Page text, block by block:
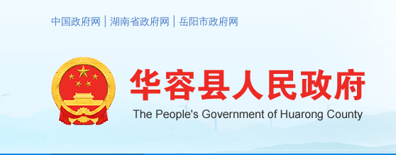
中国政府网 湖南省政府网 岳阳市政府网